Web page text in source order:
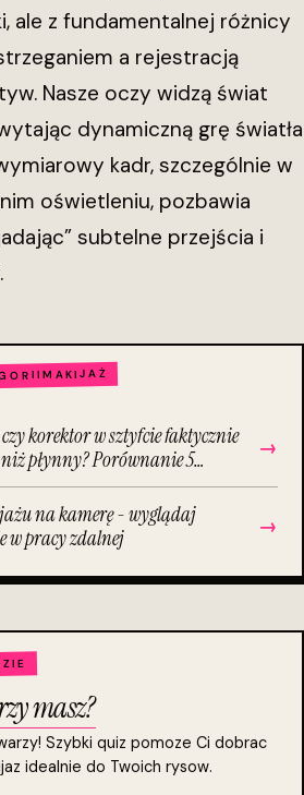
ale z fundamentalnej różnicy
a rejestracją
Nasze oczy widzą świat
dynamiczną grę światła
kadr, szczególnie w
oświetleniu, pozbawia
subtelne przejścia i
MAKIJAŻ
korektor w sztyfcie faktycznie
płynny? Porównanie 5
→
na kamerę - wyglądaj
w pracy zdalnej
→
masz?
Szybki quiz pomoze Ci dobrac
idealnie do Twoich rysow.